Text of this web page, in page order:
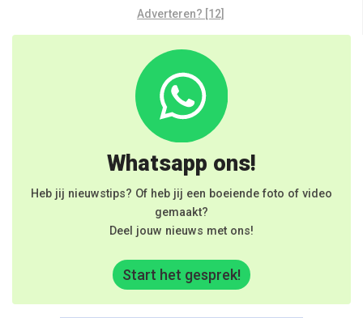
Adverteren? [12]
Whatsapp ons!
Heb jij nieuwstips? Of heb jij een boeiende foto of video
gemaakt?
Deel jouw nieuws met ons!
Start het gesprek!